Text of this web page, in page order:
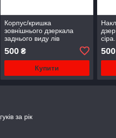
Корпус/кришка
зовнішнього дзеркала
заднього виду лів
(загрунтован) BMW 3 E46
12.97-12.07
500₴
Купити
500
за рік